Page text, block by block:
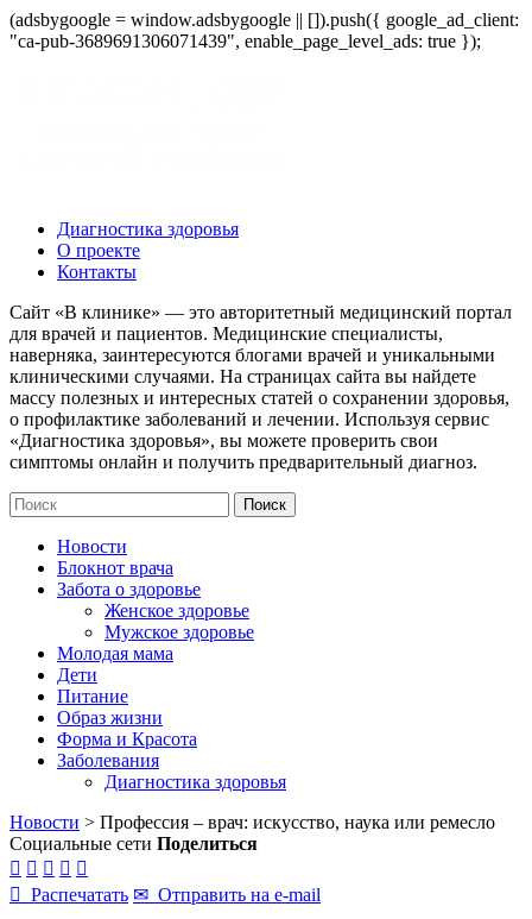
(adsbygoogle = window.adsbygoogle || []).push({ google_ad_client:
"ca-pub-3689691306071439", enable_page_level_ads: true });
Диагностика здоровья
О проекте
Контакты
Сайт «В клинике» — это авторитетный медицинский портал
для врачей и пациентов. Медицинские специалисты,
наверняка, заинтересуются блогами врачей и уникальными
клиническими случаями. На страницах сайта вы найдете
массу полезных и интересных статей о сохранении здоровья,
о профилактике заболеваний и лечении. Используя сервис
«Диагностика здоровья», вы можете проверить свои
симптомы онлайн и получить предварительный диагноз.
Новости
Блокнот врача
Забота о здоровье
Женское здоровье
Мужское здоровье
Молодая мама
Дети
Питание
Образ жизни
Форма и Красота
Заболевания
Диагностика здоровья
Новости > Профессия – врач: искусство, наука или ремесло
Социальные сети Поделиться
    
 Распечатать ✉ Отправить на e-mail